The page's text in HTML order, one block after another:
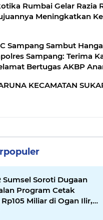
Rumbai Gelar Razia
Meningkatkan
Sampang Sambut
Sampang: Terima
Bertugas AKBP
KECAMATAN
Sumsel Soroti Dugaan
Program Cetak
Miliar di Ogan Ilir,
Pertanian Mundur